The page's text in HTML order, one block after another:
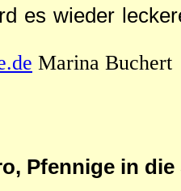
es wieder
Marina Buchert
Pfennige in